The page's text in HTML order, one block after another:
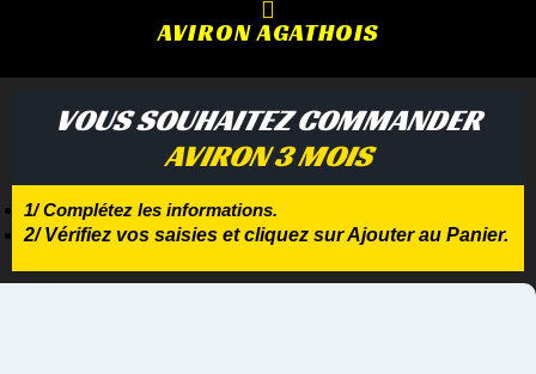
AVIRON AGATHOIS
VOUS SOUHAITEZ COMMANDER
AVIRON 3 MOIS
1/ Complétez les informations.
2/ Vérifiez vos saisies et cliquez sur Ajouter au Panier.